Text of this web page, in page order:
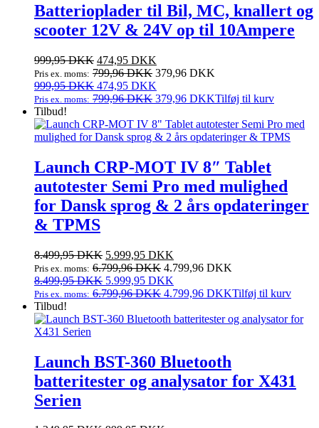
Batterioplader til Bil, MC, knallert og
scooter 12V & 24V op til 10Ampere
999,95DKK Den
oprindelige
pris
var:
474,95 DKK
aktuelle
er:
Pris ex. moms: 799,96DKK 379,96 DKK
999,95DKK Den
oprindelige
var:
999,95 DKK.
474,95 DKK
aktuelle
er:
474,95 DKK.
Pris ex. moms: 799,96DKK 379,96 DKKTilføj til kurv
Tilbud!
Launch CRP-MOT IV 8″ Tablet
autotester Semi Pro med mulighed
for Dansk sprog & 2 års opdateringer
& TPMS
8.499,95DKK Den
oprindelige
pris
var:
5.999,95 DKK
aktuelle
er:
Pris ex. moms: 6.799,96DKK 4.799,96 DKK
8.499,95DKK Den
oprindelige
var:
5.999,95 DKK
aktuelle
er:
Pris ex. moms: 6.799,96DKK 4.799,96 DKKTilføj til kurv
Tilbud!
Launch BST-360 Bluetooth
batteritester og analysator for X431
Serien